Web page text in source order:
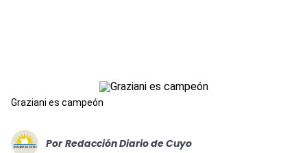
Graziani es campeón
Por Redacción Diario de Cuyo